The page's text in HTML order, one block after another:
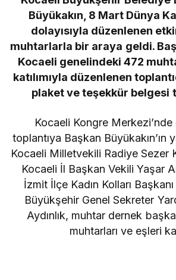
Büyükakın, 8 Mart Dünya
dolayısıyla düzenlenen
muhtarlarla bir araya geldi.
Kocaeli genelindeki 472
katılımıyla düzenlenen
plaket ve teşekkür belgesi
Kocaeli Kongre
toplantıya Başkan Büyükakın’ın
Kocaeli Milletvekili Radiye Sezer
Kocaeli İl Başkan Vekili Yaşar
İzmit İlçe Kadın Kolları
Büyükşehir Genel Sekreter
Aydınlık, muhtar dernek
muhtarları ve eşleri